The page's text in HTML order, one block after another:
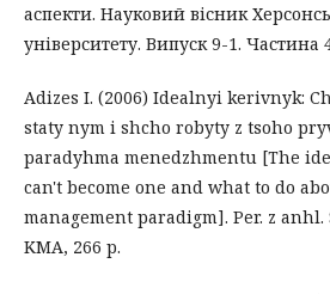
аспекти. Науковий вісник
університету. Випуск 9-1. Частина
Adizes I. (2006) Idealnyi kerivnyk:
staty nym i shcho robyty z tsoho
paradyhma menedzhmentu [The
can't become one and what to do
management paradigm]. Per. z anhl.
KMA, 266 p.